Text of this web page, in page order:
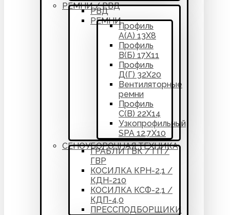
РЕМНИ / РВД
РВД
РЕМНИ
Профиль
А(А) 13Х8
Профиль
В(Б) 17Х11
Профиль
Д(Г) 32Х20
Вентиляторные
ремни
Профиль
С(В) 22Х14
Узкопрофильный
SPA 12,7Х10
СЕНОУБОРОЧНАЯ ТЕХНИКА
ГРАБЛИ ГВК / ГП /
ГВР
КОСИЛКА КРН-2,1 /
КДН-210
КОСИЛКА КСФ-2,1 /
КДП-4,0
ПРЕССПОДБОРЩИКИ